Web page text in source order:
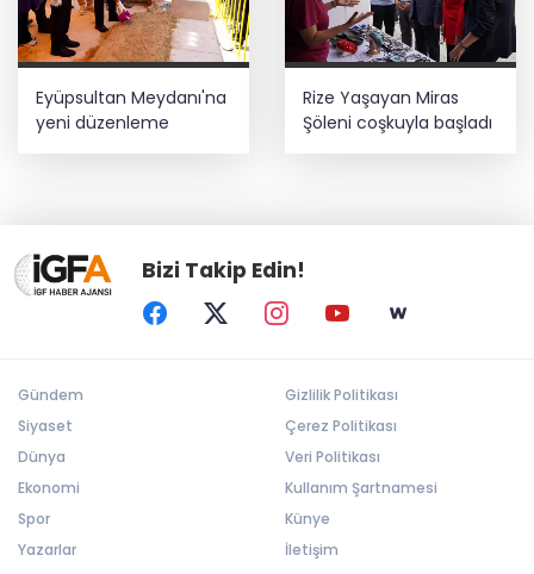
Eyüpsultan Meydanı'na
yeni düzenleme
Rize Yaşayan Miras
Şöleni coşkuyla başladı
Bizi Takip Edin!
Gündem
Siyaset
Dünya
Ekonomi
Spor
Yazarlar
Gizlilik Politikası
Çerez Politikası
Veri Politikası
Kullanım Şartnamesi
Künye
İletişim